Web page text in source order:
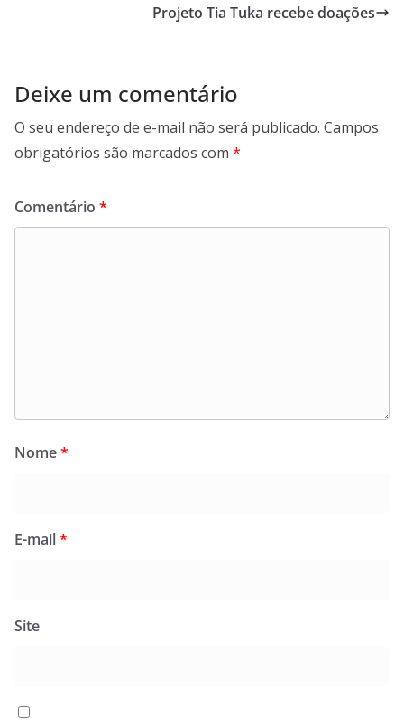
Projeto Tia Tuka recebe doações
Deixe um comentário
O seu endereço de e-mail não será publicado. Campos
obrigatórios são marcados com *
Comentário *
Nome*
E-mail*
Site